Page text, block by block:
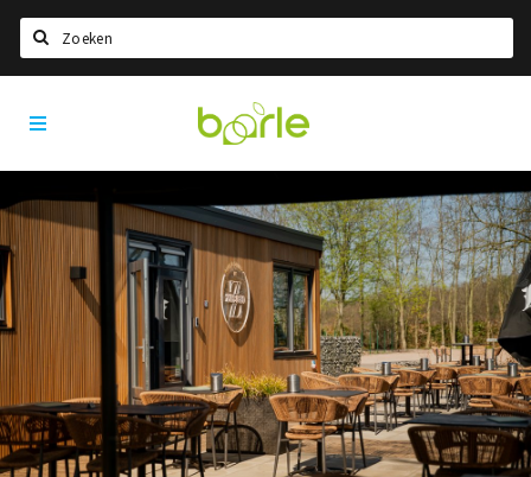
Home
Informatie
Over Baarle
Geschiedenis
Visit Baarle Shop
Enclavebon
Nieuws
Agenda
Visit
Baarle